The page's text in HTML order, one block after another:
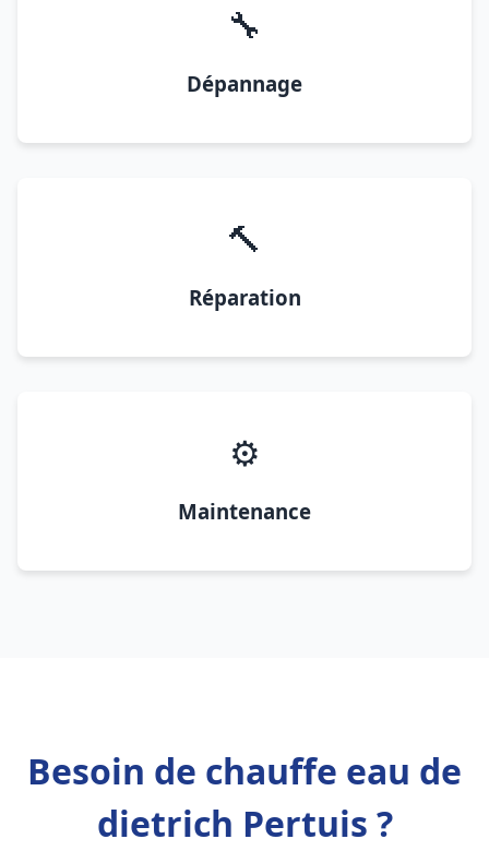
🔧
Dépannage
🔨
Réparation
⚙️
Maintenance
Besoin de chauffe eau de
dietrich Pertuis ?